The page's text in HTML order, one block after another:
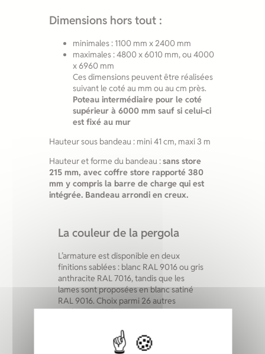
Dimensions hors tout :
minimales : 1100 mm x 2400 mm
maximales : 4800 x 6010 mm, ou 4000
x 6960 mm
Ces dimensions peuvent être réalisées
suivant le coté au mm ou au cm près.
Poteau intermédiaire pour le coté
supérieur à 6000 mm sauf si celui-ci
est fixé au mur
Hauteur sous bandeau : mini 41 cm, maxi 3 m
Hauteur et forme du bandeau :sans store
215 mm, avec coffre store rapporté 380
mm y compris la barre de charge qui est
intégrée. Bandeau arrondi en creux.
La couleur de la pergola
L’armature est disponible en deux
finitions sablées : blanc RAL 9016 ou gris
anthracite RAL 7016, tandis que les
lames sont proposées en blanc satiné
RAL 9016. Choix parmi 26 autres
couleurs pour l’armature, ainsi que toute
Armature PERGOLA